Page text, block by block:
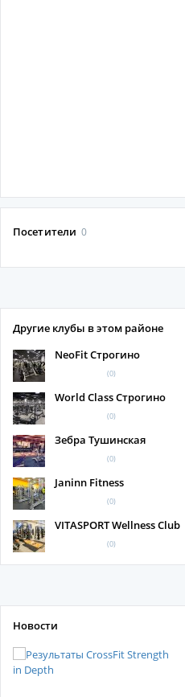
Посетители 0
Другие клубы в этом районе
NeoFit Строгино
(0)
World Class Строгино
(0)
Зебра Тушинская
(0)
Janinn Fitness
(0)
VITASPORT Wellness Club
(0)
Новости